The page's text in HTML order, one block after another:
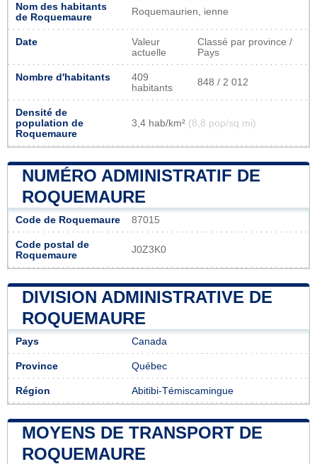
Nom des habitants
de Roquemaure
Roquemaurien, ienne
Date
Valeur
actuelle
Classé par province /
Pays
Nombre d'habitants
409
habitants
848 / 2 012
Densité de
population de
Roquemaure
3,4 hab/km² (8,8 pop/sq mi)
NUMÉRO ADMINISTRATIF DE
ROQUEMAURE
Code de Roquemaure 87015
Code postal de
Roquemaure
J0Z3K0
DIVISION ADMINISTRATIVE DE
ROQUEMAURE
Pays Canada
Province Québec
Région Abitibi-Témiscamingue
MOYENS DE TRANSPORT DE
ROQUEMAURE